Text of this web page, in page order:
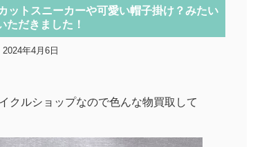
ットスニーカーや可愛い帽子掛け？みたい
ただきました！
2024年4月6日
クルショップなので色んな物買取して